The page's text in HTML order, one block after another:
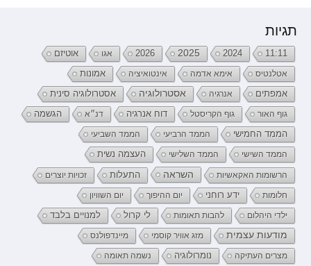
תגיות
11:11
2024
2025
2026 אגו אוטיזם
אטלנטיס אימא אדמה אינטואיציה אמונות
אמפתים אנרגיה אסטרולוגיה אסטרולוגיה סינית
גוף האור גוף הקריסטל דוח אנרגיה דנ״א הגשמה
הממד החמישי הממד הרביעי הממד השביעי
הממד השישי הממד השלישי העצמה נשית
הרשומות האקאשיות השראה התעלות זכויות יוצרים
חלומות ידע רוחני יום ההיפוך יום השוויון
ילדי היהלום להבות תאומות לי קרול למנויים בלבד
מודעות עצמית מזג אוויר קוסמי מיינדפולנס
מצרים העתיקה נומרולוגיה נשמה תאומה